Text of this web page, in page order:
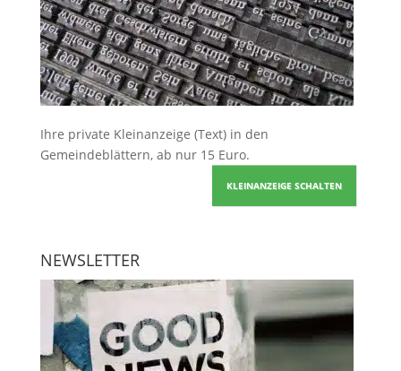
Ihre private Kleinanzeige (Text) in den
Gemeindeblättern, ab nur 15 Euro.
KLEINANZEIGE SCHALTEN
NEWSLETTER